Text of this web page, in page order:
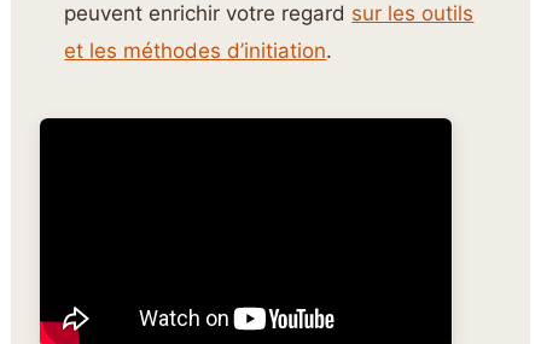
peuvent enrichir votre regard sur les outils
et les méthodes d’initiation.